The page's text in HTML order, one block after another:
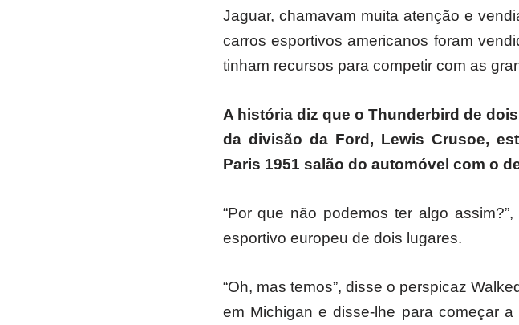
Jaguar, chamavam muita atenção e
carros esportivos americanos foram
tinham recursos para competir com as
A história diz que o Thunderbird de
da divisão da Ford, Lewis Crusoe,
Paris 1951 salão do automóvel com o
“Por que não podemos ter algo
esportivo europeu de dois lugares.
“Oh, mas temos”, disse o perspicaz
em Michigan e disse-lhe para começar